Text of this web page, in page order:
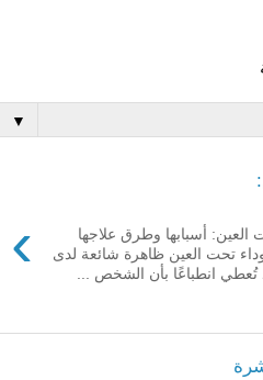
▼
›
العين: أسبابها وطرق علاجها
تحت العين ظاهرة شائعة لدى
تُعطي انطباعًا بأن الشخص ...